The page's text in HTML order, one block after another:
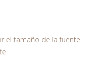
el tamaño de la fuente